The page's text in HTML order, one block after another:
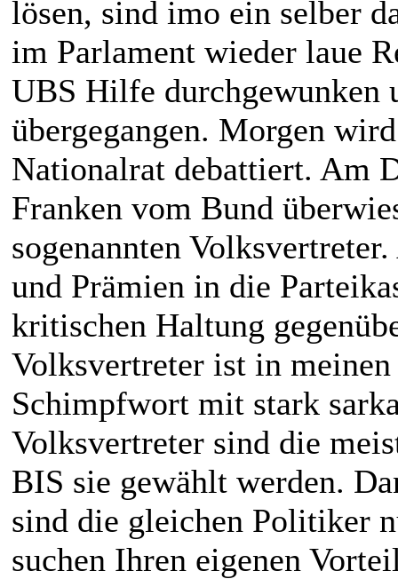
lösen, sind imo ein selber
im Parlament wieder laue
UBS Hilfe durchgewunken
übergegangen. Morgen
Nationalrat debattiert. Am
Franken vom Bund
sogenannten
und Prämien in die
kritischen Haltung
Volksvertreter ist in
Schimpfwort mit stark
Volksvertreter sind die
BIS sie gewählt werden.
sind die gleichen Politiker
suchen Ihren eigenen